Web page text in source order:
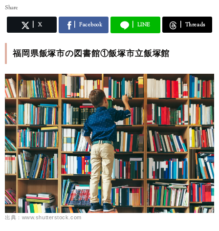
Share
X Facebook LINE Threads
福岡県飯塚市の図書館①飯塚市立飯塚館
出典：www.shutterstock.com